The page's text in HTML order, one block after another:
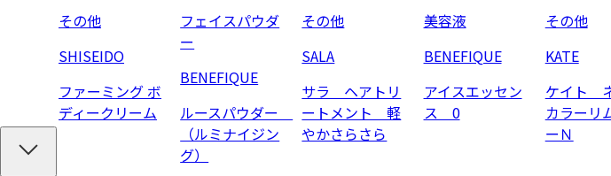
その他
SHISEIDO
ファーミング ボ
ディークリーム
フェイスパウダ
ー
BENEFIQUE
ルースパウダー
（ルミナイジン
グ）
その他
SALA
サラ ヘアトリ
ートメント 軽
やかさらさら
美容液
BENEFIQUE
アイスエッセン
ス 0
その他
KATE
ケイト
カラーリ
ーＮ